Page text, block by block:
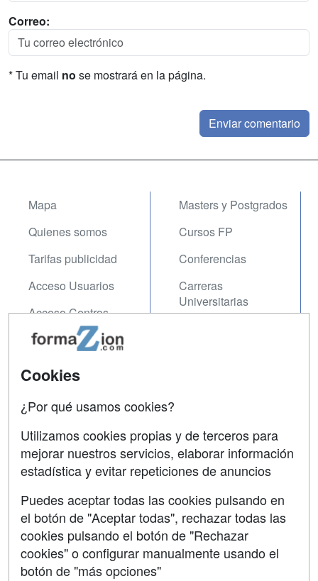
Correo:
* Tu email no se mostrará en la página.
Mapa
Quienes somos
Tarifas publicidad
Acceso Usuarios
Acceso Centros
Masters y Postgrados
Cursos FP
Conferencias
Carreras
Universitarias
Contactar
Copyleft
Grupo formazion:
Cookies
¿Por qué usamos cookies?
Utilizamos cookies propias y de terceros para
mejorar nuestros servicios, elaborar información
estadística y evitar repeticiones de anuncios
Puedes aceptar todas las cookies pulsando en
el botón de "Aceptar todas", rechazar todas las
cookies pulsando el botón de "Rechazar
cookies" o configurar manualmente usando el
botón de "más opciones"